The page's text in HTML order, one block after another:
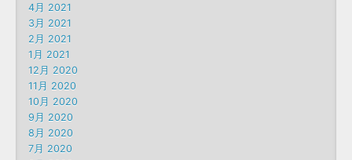
4月 2021
3月 2021
2月 2021
1月 2021
12月 2020
11月 2020
10月 2020
9月 2020
8月 2020
7月 2020